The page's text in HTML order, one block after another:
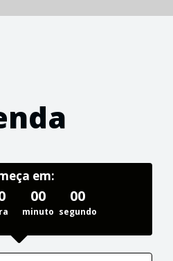
em:
00
minuto
00
segundo